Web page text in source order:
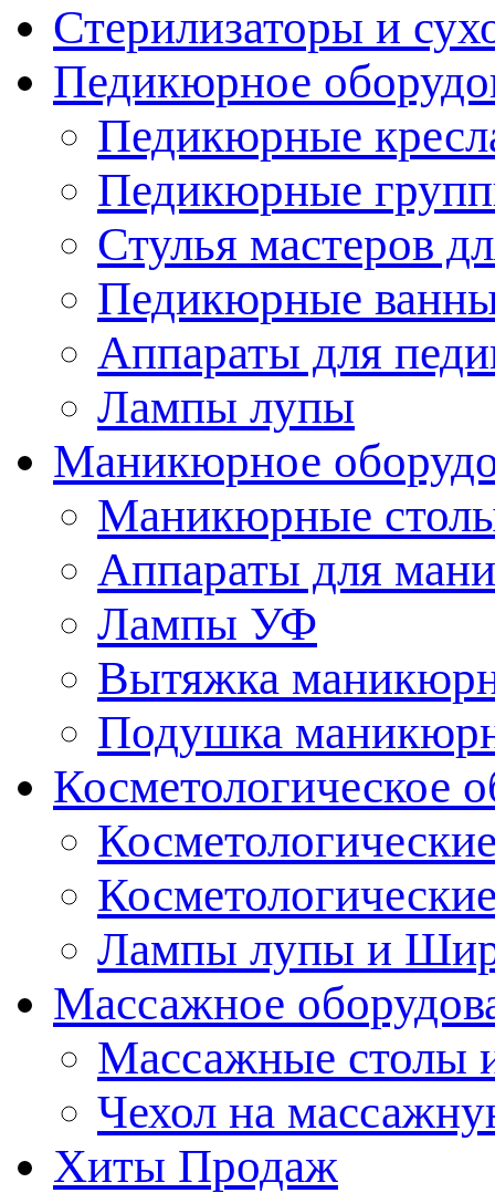
Стерилизаторы и
Педикюрное
Педикюрные
Педикюрные
Стулья мастеров
Педикюрные
Аппараты для
Лампы лупы
Маникюрное
Маникюрные
Аппараты для
Лампы УФ
Вытяжка
Подушка
Косметологическое
Лампы лупы и
Массажное
Массажные столы
Чехол на
Хиты Продаж